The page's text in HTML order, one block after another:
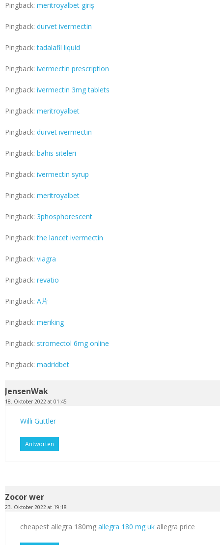
Pingback: meritroyalbet giriş
Pingback: durvet ivermectin
Pingback:tadalafil liquid
Pingback: ivermectin prescription
Pingback: ivermectin 3mg tablets
Pingback: meritroyalbet
Pingback: durvet ivermectin
Pingback: bahis siteleri
Pingback: ivermectin syrup
Pingback: meritroyalbet
Pingback: 3phosphorescent
Pingback:the lancet ivermectin
Pingback: viagra
Pingback: revatio
Pingback: A片
Pingback: meriking
Pingback: stromectol 6mg online
Pingback: madridbet
JensenWak
18. Oktober 2022 at 01:45
Willi Guttler
Antworten
Zocor wer
23. Oktober 2022 at 19:18
cheapest allegra 180mg allegra 180 mg uk allegra price